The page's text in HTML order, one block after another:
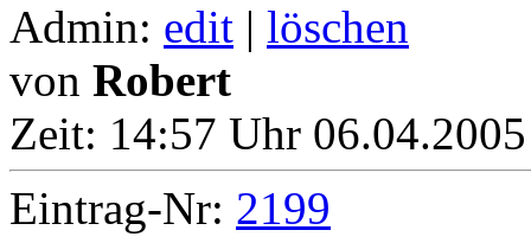
Admin: edit | löschen
von Robert
Zeit: 14:57 Uhr
Eintrag-Nr: 2199